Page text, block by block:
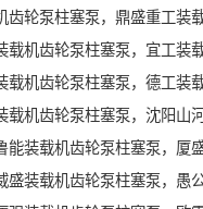
齿轮泵柱塞泵，鼎盛重工装
载机齿轮泵柱塞泵，宜工装
载机齿轮泵柱塞泵，德工装
载机齿轮泵柱塞泵，沈阳山
能装载机齿轮泵柱塞泵，厦
盛装载机齿轮泵柱塞泵，愚